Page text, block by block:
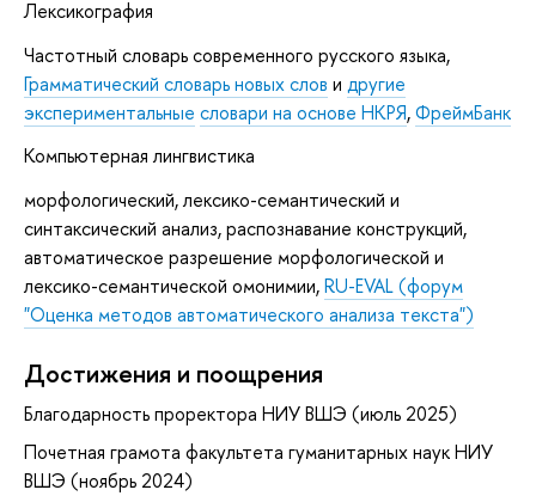
Лексикография
Частотный словарь современного русского языка,
Грамматический словарь новых слов и другие
экспериментальные словари на основе НКРЯ,ФреймБанк
Компьютерная лингвистика
морфологический, лексико-семантический и
синтаксический анализ, распознавание конструкций,
автоматическое разрешение морфологической и
лексико-семантической омонимии,RU-EVAL (форум
"Оценка методов автоматического анализа текста")
Достижения и поощрения
Благодарность проректора НИУ ВШЭ (июль 2025)
Почетная грамота факультета гуманитарных наук НИУ
ВШЭ (ноябрь 2024)